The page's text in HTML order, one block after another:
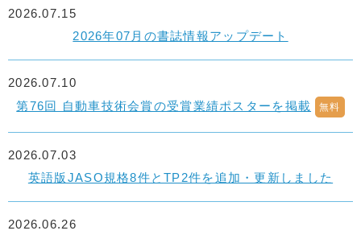
2026年07月の書誌情報アップデート
2026.07.15
第76回 自動車技術会賞の受賞業績ポスターを掲載 無料
2026.07.10
英語版JASO規格8件とTP2件を追加・更新しました
2026.07.03
2026.06.26